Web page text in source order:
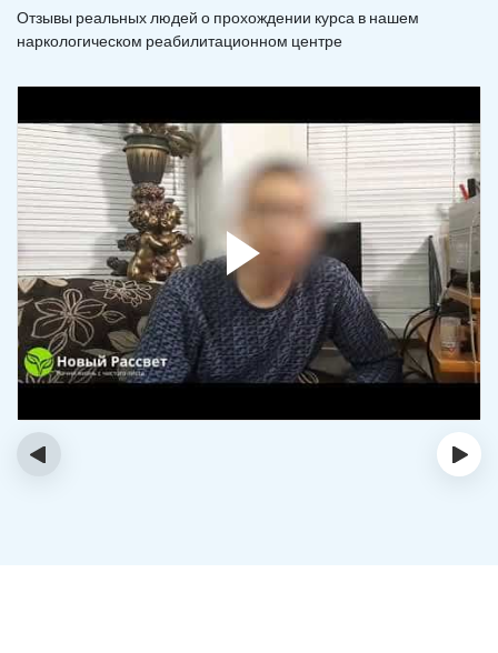
Отзывы реальных людей о прохождении курса в нашем
наркологическом реабилитационном центре
‹ ›